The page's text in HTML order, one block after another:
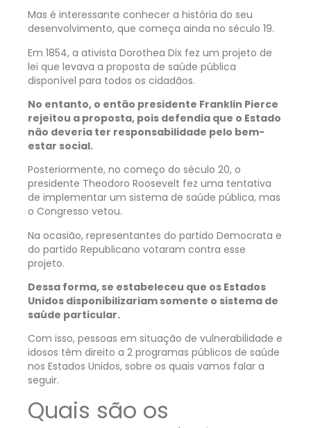
Mas é interessante conhecer a história do seu
desenvolvimento, que começa ainda no século 19.
Em 1854, a ativista Dorothea Dix fez um projeto de
lei que levava a proposta de saúde pública
disponível para todos os cidadãos.
No entanto, o então presidente Franklin Pierce
rejeitou a proposta, pois defendia que o Estado
não deveria ter responsabilidade pelo bem-
estar social.
Posteriormente, no começo do século 20, o
presidente Theodoro Roosevelt fez uma tentativa
de implementar um sistema de saúde pública, mas
o Congresso vetou.
Na ocasião, representantes do partido Democrata e
do partido Republicano votaram contra esse
projeto.
Dessa forma, se estabeleceu que os Estados
Unidos disponibilizariam somente o sistema de
saúde particular.
Com isso, pessoas em situação de vulnerabilidade e
idosos têm direito a 2 programas públicos de saúde
nos Estados Unidos, sobre os quais vamos falar a
seguir.
Quais são os